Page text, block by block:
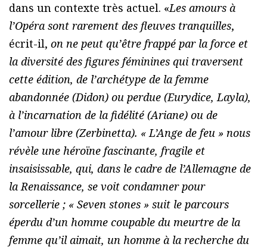
dans un contexte très actuel. «Les amours à
l’Opéra sont rarement des fleuves tranquilles,
écrit-il, on ne peut qu’être frappé par la force et
la diversité des figures féminines qui traversent
cette édition, de l’archétype de la femme
abandonnée (Didon) ou perdue (Eurydice, Layla),
à l’incarnation de la fidélité (Ariane) ou de
l’amour libre (Zerbinetta). « L’Ange de feu » nous
révèle une héroïne fascinante, fragile et
insaisissable, qui, dans le cadre de l’Allemagne de
la Renaissance, se voit condamner pour
sorcellerie ; « Seven stones » suit le parcours
éperdu d’un homme coupable du meurtre de la
femme qu’il aimait, un homme à la recherche du